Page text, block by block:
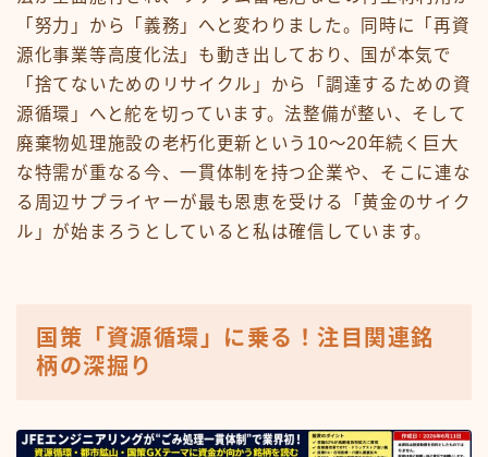
「努力」から「義務」へと変わりました。同時に「再資
源化事業等高度化法」も動き出しており、国が本気で
「捨てないためのリサイクル」から「調達するための資
源循環」へと舵を切っています。法整備が整い、そして
廃棄物処理施設の老朽化更新という10〜20年続く巨大
な特需が重なる今、一貫体制を持つ企業や、そこに連な
る周辺サプライヤーが最も恩恵を受ける「黄金のサイク
ル」が始まろうとしていると私は確信しています。
国策「資源循環」に乗る！注目関連銘
柄の深掘り